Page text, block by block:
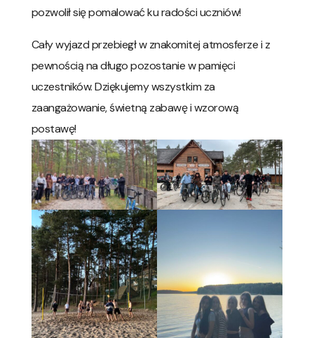
pozwolił się pomalować ku radości uczniów!
Cały wyjazd przebiegł w znakomitej atmosferze i z
pewnością na długo pozostanie w pamięci
uczestników. Dziękujemy wszystkim za
zaangażowanie, świetną zabawę i wzorową
postawę!